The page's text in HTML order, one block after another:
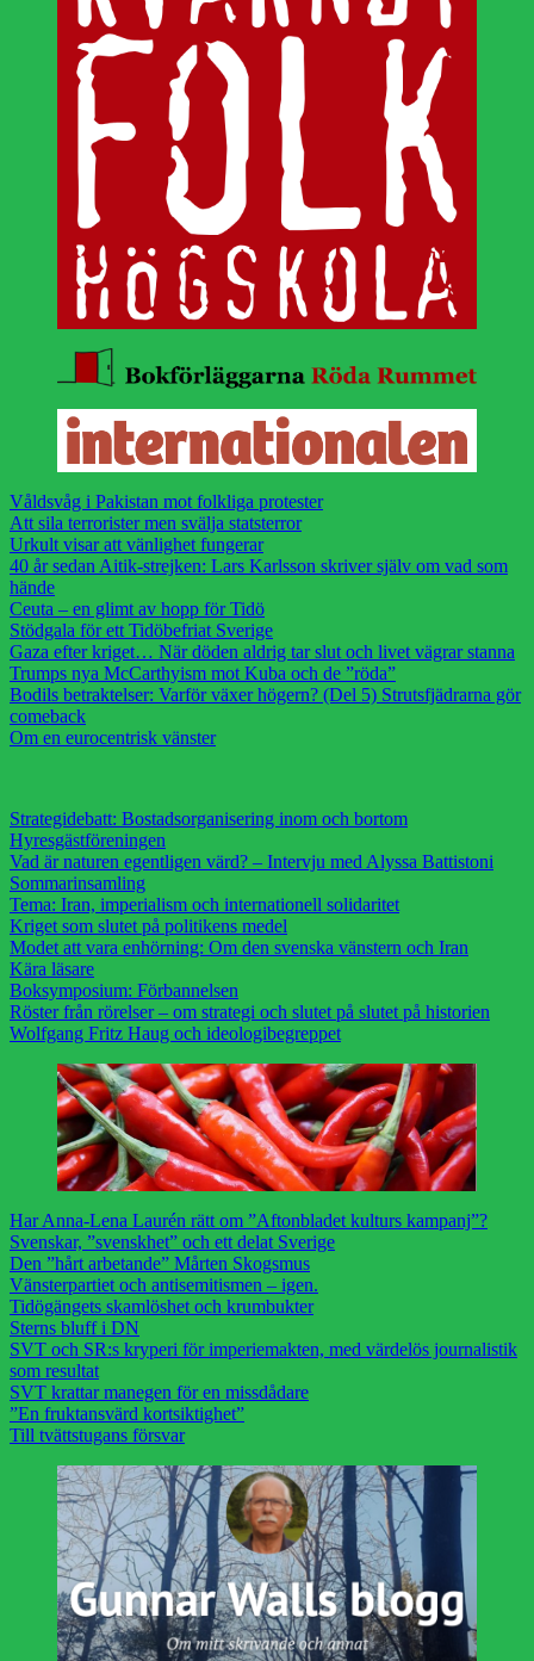
Våldsvåg i Pakistan mot folkliga protester
Att sila terrorister men svälja statsterror
Urkult visar att vänlighet fungerar
40 år sedan Aitik-strejken: Lars Karlsson skriver själv om vad som
hände
Ceuta – en glimt av hopp för Tidö
Stödgala för ett Tidöbefriat Sverige
Gaza efter kriget… När döden aldrig tar slut och livet vägrar stanna
Trumps nya McCarthyism mot Kuba och de ”röda”
Bodils betraktelser: Varför växer högern? (Del 5) Strutsfjädrarna gör
comeback
Om en eurocentrisk vänster
Strategidebatt: Bostadsorganisering inom och bortom
Hyresgästföreningen
Vad är naturen egentligen värd? – Intervju med Alyssa Battistoni
Sommarinsamling
Tema: Iran, imperialism och internationell solidaritet
Kriget som slutet på politikens medel
Modet att vara enhörning: Om den svenska vänstern och Iran
Kära läsare
Boksymposium: Förbannelsen
Röster från rörelser – om strategi och slutet på slutet på historien
Wolfgang Fritz Haug och ideologibegreppet
Har Anna-Lena Laurén rätt om ”Aftonbladet kulturs kampanj”?
Svenskar, ”svenskhet” och ett delat Sverige
Den ”hårt arbetande” Mårten Skogsmus
Vänsterpartiet och antisemitismen – igen.
Tidögängets skamlöshet och krumbukter
Sterns bluff i DN
SVT och SR:s kryperi för imperiemakten, med värdelös journalistik
som resultat
SVT krattar manegen för en missdådare
”En fruktansvärd kortsiktighet”
Till tvättstugans försvar